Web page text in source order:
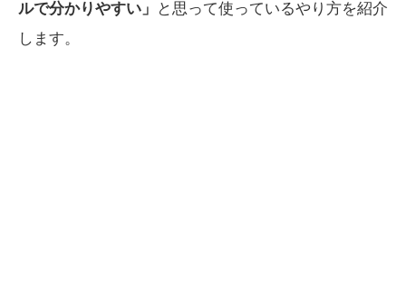
ルで分かりやすい」 と思って使っているやり方を紹介
します。